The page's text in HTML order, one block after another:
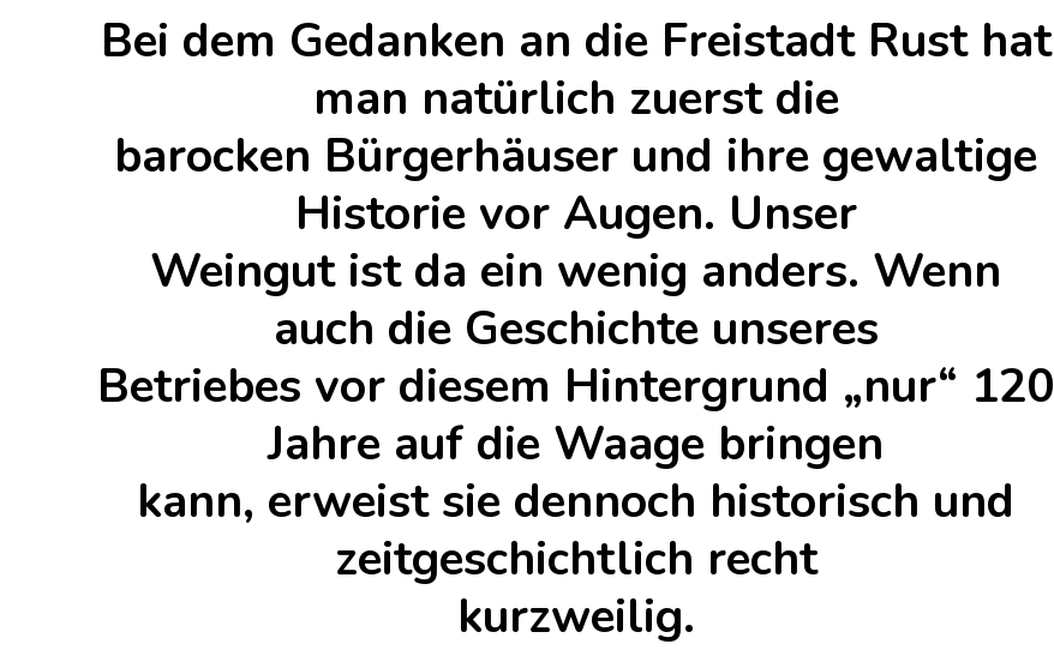
Bei dem Gedanken an die Freistadt Rust hat
man natürlich zuerst die
barocken Bürgerhäuser und ihre gewaltige
Historie vor Augen. Unser
Weingut ist da ein wenig anders. Wenn
auch die Geschichte unseres
Betriebes vor diesem Hintergrund „nur“ 120
Jahre auf die Waage bringen
kann, erweist sie dennoch historisch und
zeitgeschichtlich recht
kurzweilig.